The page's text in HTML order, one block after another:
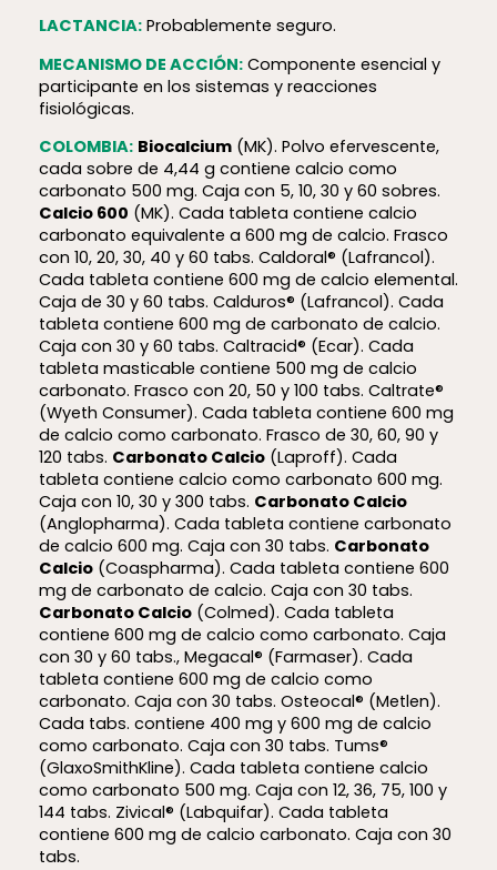
LACTANCIA:Probablemente seguro.
MECANISMO DE ACCIÓN:Componente esencial y
participante en los sistemas y reacciones
fisiológicas.
COLOMBIA: Biocalcium(MK). Polvo efervescente,
cada sobre de 4,44 g contiene calcio como
carbonato 500 mg. Caja con 5, 10, 30 y 60 sobres.
Calcio 600 (MK). Cada tableta contiene calcio
carbonato equivalente a 600 mg de calcio. Frasco
con 10, 20, 30, 40 y 60 tabs. Caldoral® (Lafrancol).
Cada tableta contiene 600 mg de calcio elemental.
Caja de 30 y 60 tabs. Calduros® (Lafrancol). Cada
tableta contiene 600 mg de carbonato de calcio.
Caja con 30 y 60 tabs. Caltracid® (Ecar). Cada
tableta masticable contiene 500 mg de calcio
carbonato. Frasco con 20, 50 y 100 tabs. Caltrate®
(Wyeth Consumer). Cada tableta contiene 600 mg
de calcio como carbonato. Frasco de 30, 60, 90 y
120 tabs. Carbonato Calcio(Laproff). Cada
tableta contiene calcio como carbonato 600 mg.
Caja con 10, 30 y 300 tabs. Carbonato Calcio
(Anglopharma). Cada tableta contiene carbonato
de calcio 600 mg. Caja con 30 tabs. Carbonato
Calcio(Coaspharma). Cada tableta contiene 600
mg de carbonato de calcio. Caja con 30 tabs.
Carbonato Calcio(Colmed). Cada tableta
contiene 600 mg de calcio como carbonato. Caja
con 30 y 60 tabs., Megacal® (Farmaser). Cada
tableta contiene 600 mg de calcio como
carbonato. Caja con 30 tabs. Osteocal® (Metlen).
Cada tabs. contiene 400 mg y 600 mg de calcio
como carbonato. Caja con 30 tabs. Tums®
(GlaxoSmithKline). Cada tableta contiene calcio
como carbonato 500 mg. Caja con 12, 36, 75, 100 y
144 tabs. Zivical® (Labquifar). Cada tableta
contiene 600 mg de calcio carbonato. Caja con 30
tabs.